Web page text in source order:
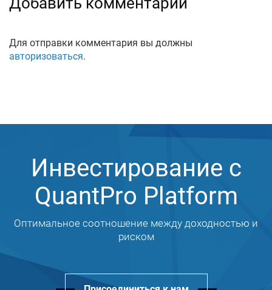
Для отправки комментария вы должны
авторизоваться.
Инвестирование с
QuantPro Platform
Оптимальное соотношение между доходностью и
риском